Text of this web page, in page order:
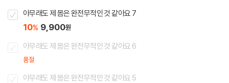
아무래도 제 몸은 완전무적인 것 같아요 7
10% 9,900원
아무래도 제 몸은 완전무적인 것 같아요 6
품절
아무래도 제 몸은 완전무적인 것 같아요 5